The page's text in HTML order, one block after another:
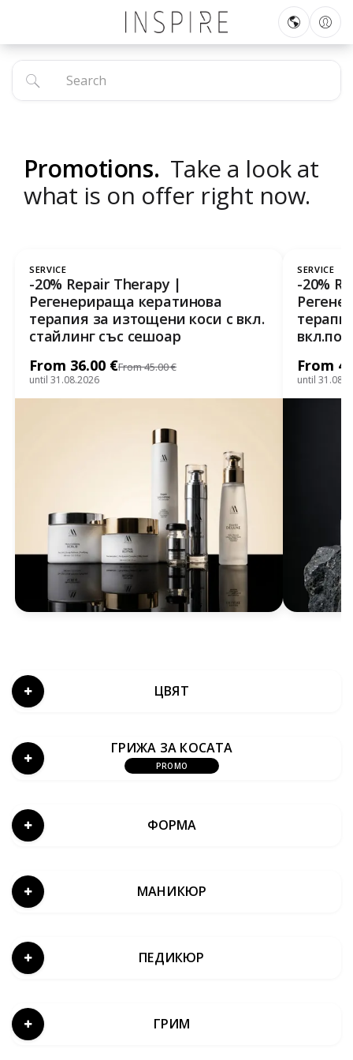
Promotions. Take a look at
what is on offer right now.
SERVICE
-20% Repair Therapy |
Регенерираща кератинова
терапия за изтощени коси с вкл.
стайлинг със сешоар
From 36.00 €From 45.00 €
until 31.08.2026
SERVICE
-20%
From
until
ЦВЯТ
ГРИЖА ЗА КОСАТА
PROMO
ФОРМА
МАНИКЮР
ПЕДИКЮР
ГРИМ